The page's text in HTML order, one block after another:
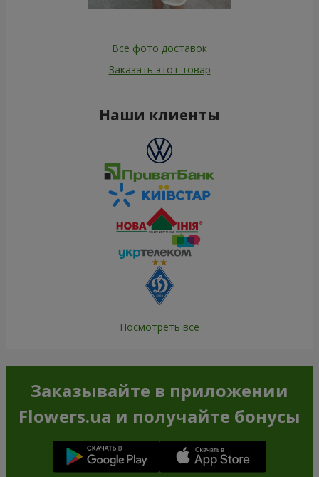
Все фото доставок
Заказать этот товар
Наши клиенты
Посмотреть все
Заказывайте в приложении
Flowers.ua и получайте бонусы